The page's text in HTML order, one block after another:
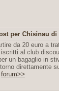
per Chisinau di
da 20 euro a
al club
un bagaglio in
direttamente
forum>>